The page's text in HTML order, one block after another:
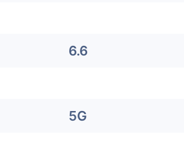
6.6
5G